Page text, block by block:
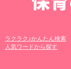
ラクラク♪かんたん検索
人気ワードから探す